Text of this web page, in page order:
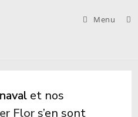
Menu
et nos
Flors’en sont